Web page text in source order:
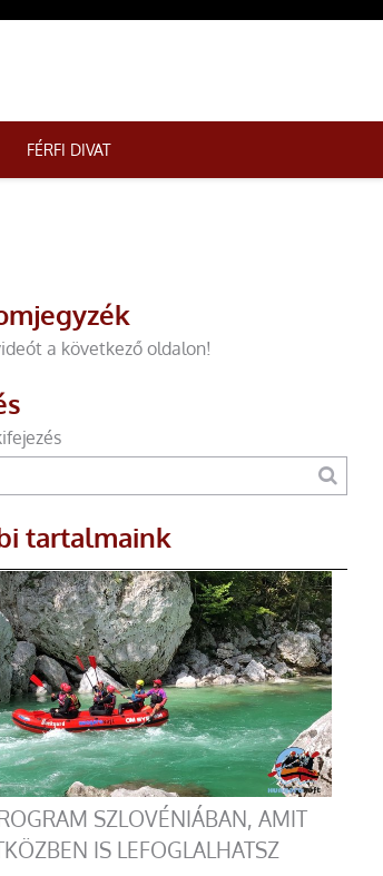
FÉRFI DIVAT
a következő oldalon!
tartalmaink
SZLOVÉNIÁBAN, AMIT
IS LEFOGLALHATSZ